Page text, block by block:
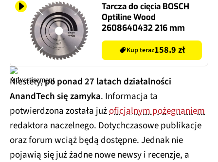
Tarcza do cięcia BOSCH
Optiline Wood
2608640432 216 mm
Kup teraz158.9 zł
Niestety,po ponad 27 latach działalności
AnandTech się zamyka. Informacja ta
potwierdzona została jużoficjalnym pożegnaniem
redaktora naczelnego. Dotychczasowe publikacje
oraz forum wciąż będą dostępne. Jednak nie
pojawią się już żadne nowe newsy i recenzje, a